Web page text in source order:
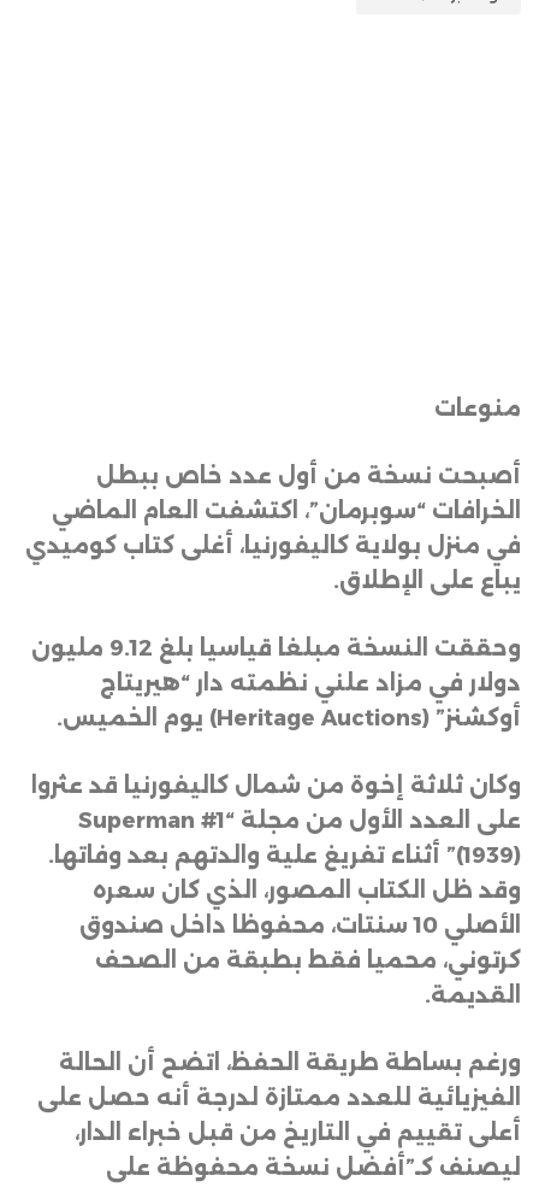
منوعات
أصبحت نسخة من أول عدد خاص ببطل
الخرافات “سوبرمان”، اكتشفت العام الماضي
في منزل بولاية كاليفورنيا، أغلى كتاب كوميدي
يباع على الإطلاق.
وحققت النسخة مبلغا قياسيا بلغ 9.12 مليون
دولار في مزاد علني نظمته دار “هيريتاج
أوكشنز” (Heritage Auctions) يوم الخميس.
وكان ثلاثة إخوة من شمال كاليفورنيا قد عثروا
على العدد الأول من مجلة
“Superman #1
(1939)”
أثناء تفريغ علية والدتهم بعد وفاتها.
وقد ظل الكتاب المصور، الذي كان سعره
الأصلي 10 سنتات، محفوظا داخل صندوق
كرتوني، محميا فقط بطبقة من الصحف
القديمة.
ورغم بساطة طريقة الحفظ، اتضح أن الحالة
الفيزيائية للعدد ممتازة لدرجة أنه حصل على
أعلى تقييم في التاريخ من قبل خبراء الدار،
ليصنف كـ”أفضل نسخة محفوظة على